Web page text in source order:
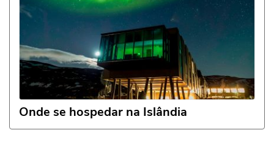
Onde se hospedar na Islândia